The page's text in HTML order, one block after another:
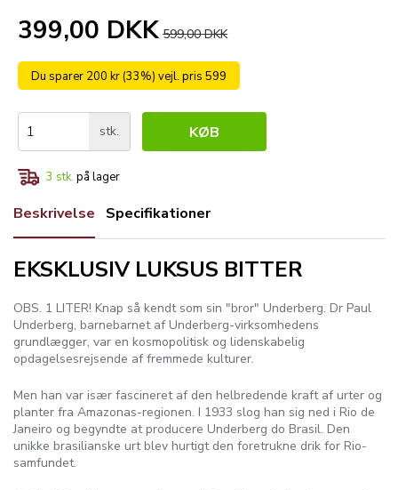
399,00 DKK 599,00 DKK
Du sparer 200 kr (33%) vejl. pris 599
stk. KØB
3 stk. på lager
Beskrivelse Specifikationer
EKSKLUSIV LUKSUS BITTER
OBS. 1 LITER! Knap så kendt som sin "bror" Underberg. Dr Paul
Underberg, barnebarnet af Underberg-virksomhedens
grundlægger, var en kosmopolitisk og lidenskabelig
opdagelsesrejsende af fremmede kulturer.
Men han var især fascineret af den helbredende kraft af urter og
planter fra Amazonas-regionen. I 1933 slog han sig ned i Rio de
Janeiro og begyndte at producere Underberg do Brasil. Den
unikke brasilianske urt blev hurtigt den foretrukne drik for Rio-
samfundet.